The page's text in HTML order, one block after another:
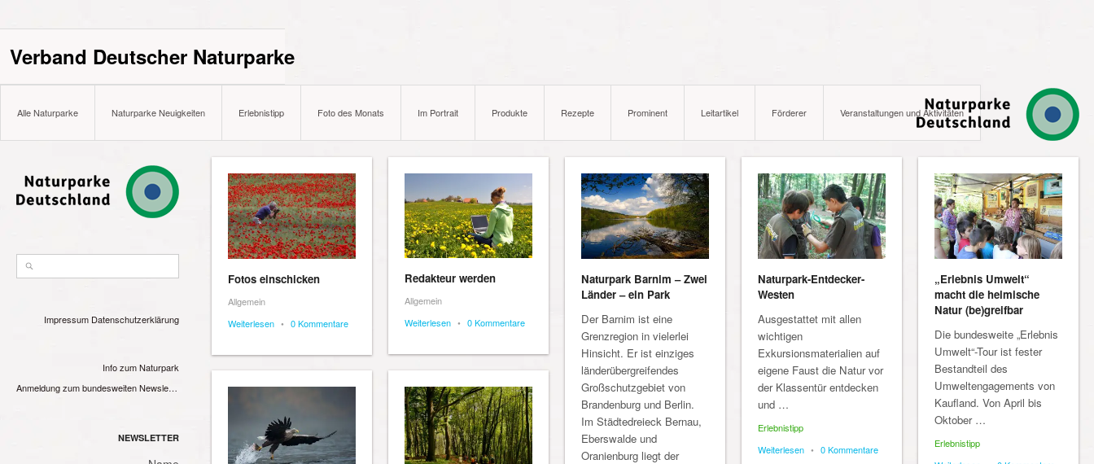
Verband Deutscher Naturparke
Alle Naturparke Naturparke Neuigkeiten Erlebnistipp Foto des Monats Im Portrait Produkte Rezepte Prominent Leitartikel Förderer Veranstaltungen und Aktivitäten
Impressum Datenschutzerklärung
Info zum Naturpark
Anmeldung zum bundesweiten Newsletter
NEWSLETTER
Fotos einschicken
Allgemein
Weiterlesen • 0 Kommentare
Redakteur werden
Allgemein
Weiterlesen • 0 Kommentare
Naturpark Barnim – Zwei
Länder – ein Park
Der Barnim ist eine
Grenzregion in vielerlei
Hinsicht. Er ist einziges
länderübergreifendes
Großschutzgebiet von
Brandenburg und Berlin.
Im Städtedreieck Bernau,
Eberswalde und
Oranienburg liegt der
Naturpark-Entdecker-
Westen
Ausgestattet mit allen
wichtigen
Exkursionsmaterialien auf
eigene Faust die Natur vor
der Klassentür entdecken
und …
Erlebnistipp
Weiterlesen • 0 Kommentare
„Erlebnis Umwelt“
macht die heimische
Natur (be)greifbar
Die bundesweite „Erlebnis
Umwelt“-Tour ist fester
Bestandteil des
Umweltengagements von
Kaufland. Von April bis
Oktober …
Erlebnistipp